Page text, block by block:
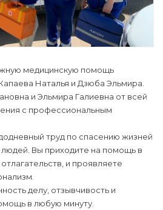
медицинскую помощь
Наталья и Дзюба Эльмира.
и Эльмира Галиевна от всей
с профессиональным
труд по спасению жизней
Вы приходите на помощь в
и проявляете
делу, отзывчивость и
в любую минуту.